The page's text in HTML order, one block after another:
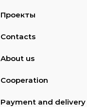
Проекты
Contacts
About us
Cooperation
Payment and